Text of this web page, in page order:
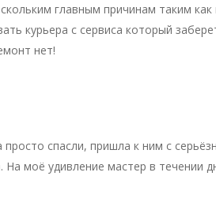
главным причинам таким
курьера с сервиса который
нет!
просто спасли, пришла к ним с
На моё удивление мастер в течении